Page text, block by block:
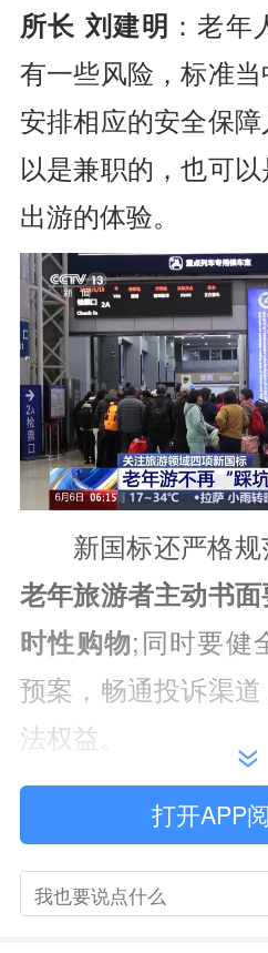
所长 刘建明 ：老
有一些风险，标准
安排相应的安全保
以是兼职的，也可
出游的体验。
新国标还严格规
老年旅游者主动书
时性购物;同时要健
预案，畅通投诉渠
法权益。
标准的实施有
经营行为，倒逼旅
提升专业服务能力
打开APP